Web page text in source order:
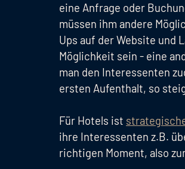
eine Anfrage oder
müssen ihm andere
Ups auf der Website und
Möglichkeit sein - eine
man den Interessenten
ersten Aufenthalt, so
Für Hotels ist
ihre Interessenten z.B.
richtigen Moment, also